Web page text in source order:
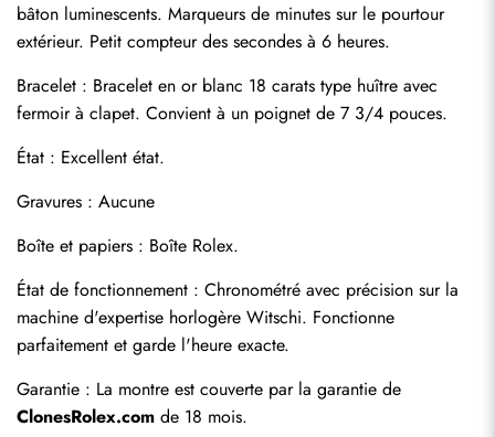
bâton luminescents. Marqueurs de minutes sur le pourtour
extérieur. Petit compteur des secondes à 6 heures.
Bracelet : Bracelet en or blanc 18 carats type huître avec
fermoir à clapet. Convient à un poignet de 7 3/4 pouces.
État : Excellent état.
Gravures : Aucune
Boîte et papiers : Boîte Rolex.
État de fonctionnement : Chronométré avec précision sur la
machine d'expertise horlogère Witschi. Fonctionne
parfaitement et garde l'heure exacte.
ClonesRolex.com de 18 mois.